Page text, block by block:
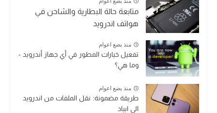
متابعة حالة البطارية والشاحن في
هواتف اندرويد
منذ بضع اعوام
تفعيل خيارات المطور في أي جهاز أندرويد -
وما هي؟
منذ بضع اعوام
طريقة مضمونة: نقل الملفات من اندرويد
الي ابياد